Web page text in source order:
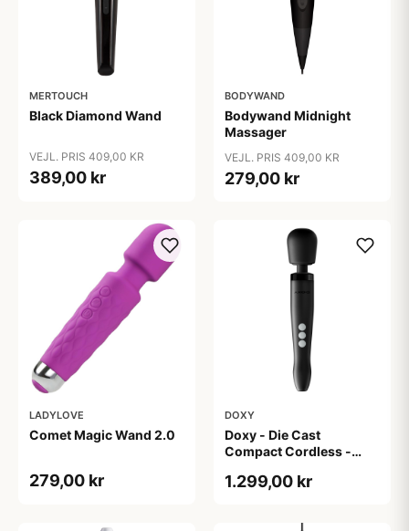
MERTOUCH
Black Diamond Wand
VEJL. PRIS 409,00 KR
389,00 kr
BODYWAND
Bodywand Midnight
Massager
VEJL. PRIS 409,00 KR
279,00 kr
LADYLOVE
Comet Magic Wand 2.0
279,00 kr
DOXY
Doxy - Die Cast
Compact Cordless -
1.299,00 kr